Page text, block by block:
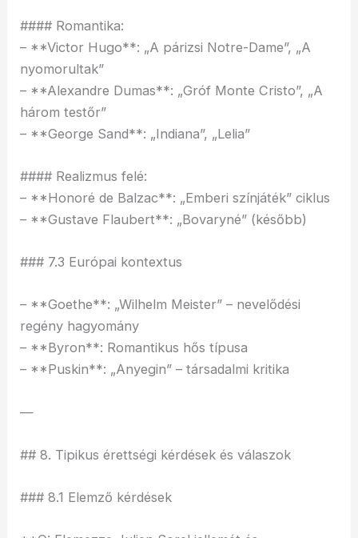
#### Romantika:
– **Victor Hugo**: „A párizsi Notre-Dame”, „A
nyomorultak”
– **Alexandre Dumas**: „Gróf Monte Cristo”, „A
három testőr”
– **George Sand**: „Indiana”, „Lelia”
#### Realizmus felé:
– **Honoré de Balzac**: „Emberi színjáték” ciklus
– **Gustave Flaubert**: „Bovaryné” (később)
### 7.3 Európai kontextus
– **Goethe**: „Wilhelm Meister” – nevelődési
regény hagyomány
– **Byron**: Romantikus hős típusa
– **Puskin**: „Anyegin” – társadalmi kritika
—
## 8. Tipikus érettségi kérdések és válaszok
### 8.1 Elemző kérdések